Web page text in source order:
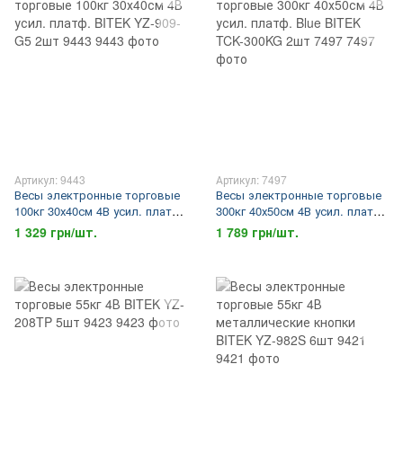
Артикул: 9443
Весы электронные торговые
100кг 30х40см 4В усил. платф.
BITEK YZ-909-G5 2шт 9443
1 329 грн/шт.
Артикул: 7497
Весы электронные торговые
300кг 40х50см 4В усил. платф.
Blue BITEK TCK-300KG 2шт
7497
1 789 грн/шт.